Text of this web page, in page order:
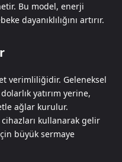
Bu model, enerji
dayanıklılığını artırır.
verimliliğidir. Geleneksel
yatırım yerine,
ağlar kurulur.
cihazları kullanarak gelir
büyük sermaye